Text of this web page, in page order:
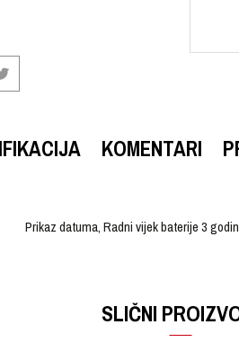
KOMENTARI
Prikaz datuma, Radni vijek baterije 3
SLIČNI